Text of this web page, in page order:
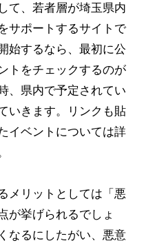
て、若者層が埼玉県内
サポートするサイトで
始するなら、最初に公
トをチェックするのが
、県内で予定されてい
いきます。リンクも貼
イベントについては詳
メリットとしては「悪
が挙げられるでしょ
なるにしたがい、悪意